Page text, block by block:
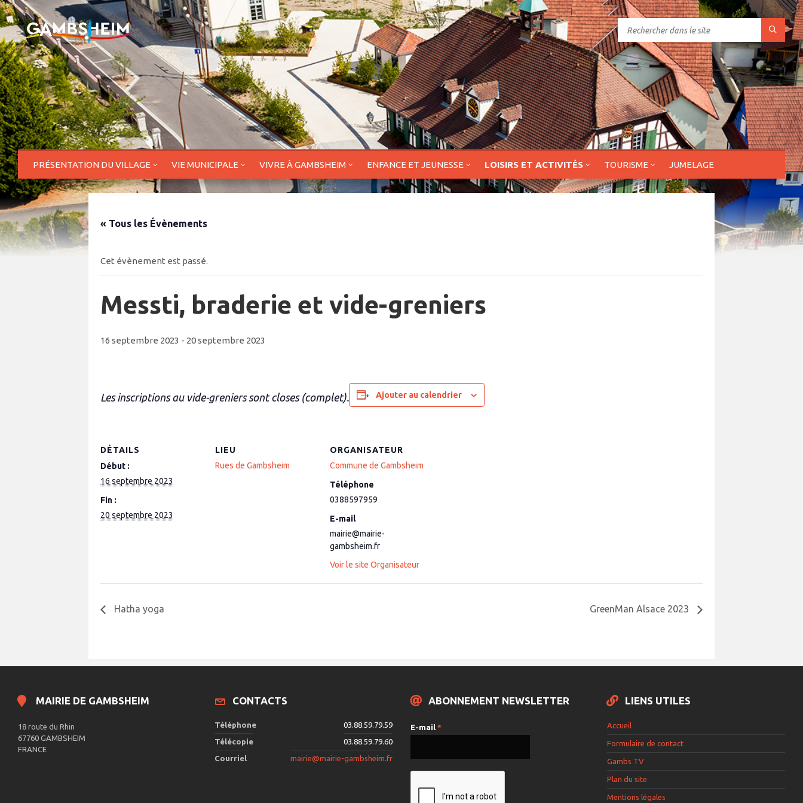
PRÉSENTATION DU VILLAGE VIE MUNICIPALE VIVRE À GAMBSHEIM ENFANCE ET JEUNESSE LOISIRS ET ACTIVITÉS TOURISME JUMELAGE
« Tous les Évènements
Cet évènement est passé.
Messti, braderie et vide-greniers
16 septembre 2023 - 20 septembre 2023
Les inscriptions au vide-greniers sont closes (complet). Ajouter au calendrier
DÉTAILS
Début :
16 septembre 2023
Fin :
20 septembre 2023
LIEU
Rues de Gambsheim
ORGANISATEUR
Commune de Gambsheim
Téléphone
0388597959
E-mail
mairie@mairie-
gambsheim.fr
Voir le site Organisateur
Hatha yoga GreenMan Alsace 2023
MAIRIE DE GAMBSHEIM
18 route du Rhin
67760 GAMBSHEIM
FRANCE
CONTACTS
Téléphone
03.88.59.79.59
Télécopie
03.88.59.79.60
Courriel
mairie@mairie-gambsheim.fr
ABONNEMENT NEWSLETTER
E-mail *
LIENS UTILES
Accueil
Formulaire de contact
Gambs TV
Plan du site
Mentions légales